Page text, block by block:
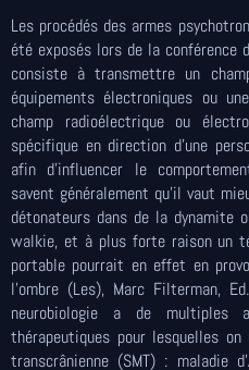
Les procédés des armes
été exposés lors de la conférence
consiste à transmettre un
équipements électroniques ou
champ radioélectrique ou
spécifique en direction d’une
afin d’influencer le
savent généralement qu’il vaut
détonateurs dans de la dynamite
walkie, et à plus forte raison un
portable pourrait en effet en
l’ombre (Les), Marc Filterman,
neurobiologie a de multiples
thérapeutiques pour lesquelles
transcrânienne (SMT) : maladie